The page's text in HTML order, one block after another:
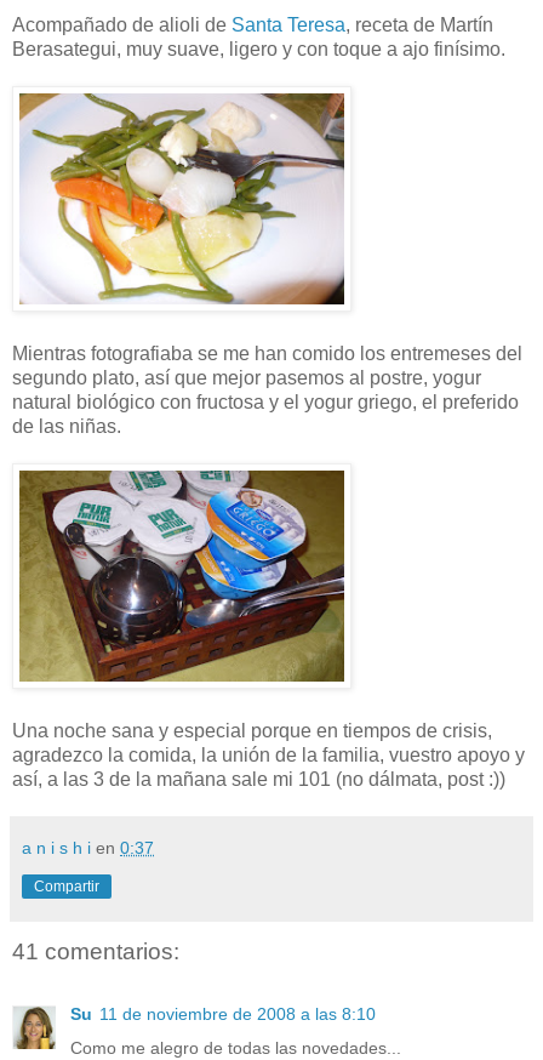
Acompañado de alioli de Santa Teresa, receta de Martín
Berasategui, muy suave, ligero y con toque a ajo finísimo.
Mientras fotografiaba se me han comido los entremeses del
segundo plato, así que mejor pasemos al postre, yogur
natural biológico con fructosa y el yogur griego, el preferido
de las niñas.
Una noche sana y especial porque en tiempos de crisis,
agradezco la comida, la unión de la familia, vuestro apoyo y
así, a las 3 de la mañana sale mi 101 (no dálmata, post :))
a n i s h i en 0:37
Compartir
41 comentarios:
Su 11 de noviembre de 2008 a las 8:10
Como me alegro de todas las novedades...